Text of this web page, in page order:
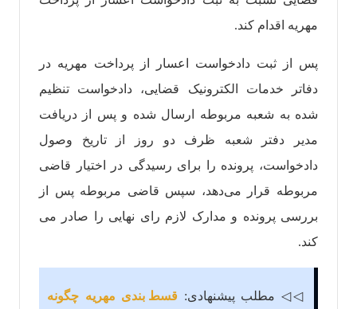
مهریه اقدام کند.
پس از ثبت دادخواست اعسار از پرداخت مهریه در
دفاتر خدمات الکترونیک قضایی، دادخواست تنظیم
شده به شعبه مربوطه ارسال شده و پس از دریافت
مدیر دفتر شعبه ظرف دو روز از تاریخ وصول
دادخواست، پرونده را برای رسیدگی در اختیار قاضی
مربوطه قرار می‌دهد، سپس قاضی مربوطه پس از
بررسی پرونده و مدارک لازم رای نهایی را صادر می
کند.
◁◁ مطلب پیشنهادی: قسط بندی مهریه چگونه